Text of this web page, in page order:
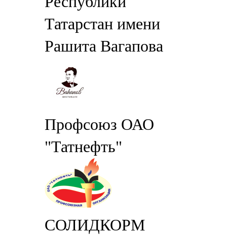
Татарстан имени
Рашита Вагапова
Профсоюз ОАО
"Татнефть"
СОЛИДКОРМ